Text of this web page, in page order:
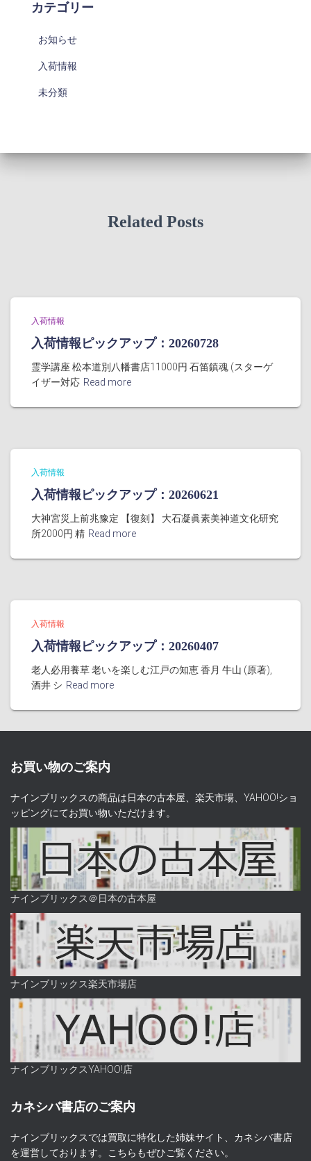
カテゴリー
お知らせ
入荷情報
未分類
Related Posts
入荷情報
入荷情報ピックアップ：20260728
霊学講座 松本道別八幡書店11000円 石笛鎮魂 (スターゲ
イザー対応 Read more
入荷情報
入荷情報ピックアップ：20260621
大神宮災上前兆豫定 【復刻】 大石凝眞素美神道文化研究
所2000円 精 Read more
入荷情報
入荷情報ピックアップ：20260407
老人必用養草 老いを楽しむ江戸の知恵 香月 牛山 (原著),
酒井 シ Read more
お買い物のご案内
ナインブリックスの商品は日本の古本屋、楽天市場、YAHOO!ショ
ッピングにてお買い物いただけます。
ナインブリックス＠日本の古本屋
ナインブリックス楽天市場店
ナインブリックスYAHOO!店
カネシバ書店のご案内
ナインブリックスでは買取に特化した姉妹サイト、カネシバ書店
を運営しております。こちらもぜひご覧ください。